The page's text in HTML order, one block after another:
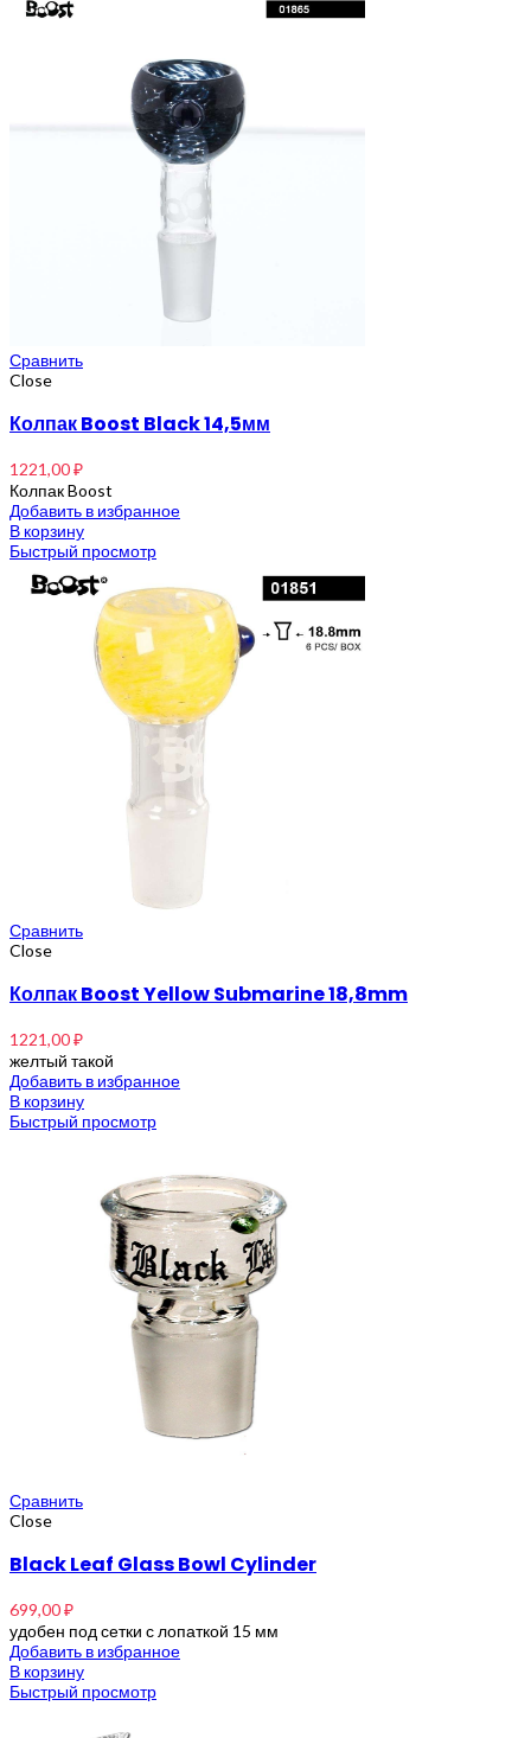
Габа улун
Мате
Травяной чай
Благовония
Рамакришна
Ришикеш
Подставка для благовоний
Доставка и оплата
Сравнить
Close
Колпак Boost Black 14,5мм
1221,00₽
Колпак Boost
Добавить в избранное
В корзину
Быстрый просмотр
Сравнить
Close
Колпак Boost Yellow Submarine 18,8mm
1221,00₽
желтый такой
Добавить в избранное
В корзину
Быстрый просмотр
Сравнить
Close
Black Leaf Glass Bowl Cylinder
699,00₽
удобен под сетки с лопаткой 15 мм
Добавить в избранное
В корзину
Быстрый просмотр